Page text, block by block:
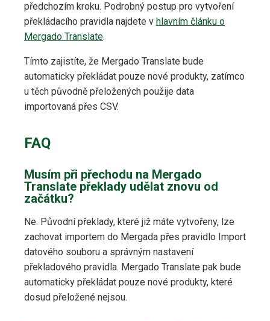
předchozím kroku. Podrobný postup pro vytvoření
překládacího pravidla najdete v hlavním článku o
Mergado Translate.
Tímto zajistíte, že Mergado Translate bude
automaticky překládat pouze nové produkty, zatímco
u těch původně přeložených použije data
importovaná přes CSV.
FAQ
Musím při přechodu na Mergado
Translate překlady udělat znovu od
začátku?
Ne. Původní překlady, které již máte vytvořeny, lze
zachovat importem do Mergada přes pravidlo Import
datového souboru a správným nastavení
překladového pravidla. Mergado Translate pak bude
automaticky překládat pouze nové produkty, které
dosud přeložené nejsou.